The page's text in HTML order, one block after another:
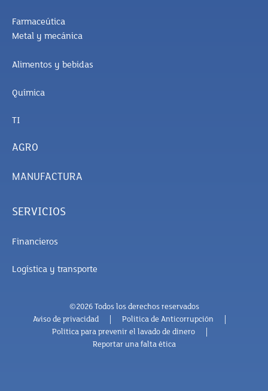
Farmaceútica
Metal y mecánica
Alimentos y bebidas
Química
TI
AGRO
MANUFACTURA
SERVICIOS
Financieros
Logística y transporte
©2026 Todos los derechos reservados
Aviso de privacidad
Politica de Anticorrupción
Política para prevenir el lavado de dinero
Reportar una falta ética